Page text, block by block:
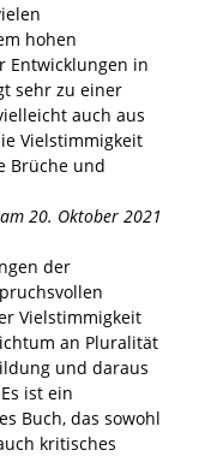
hohen
Entwicklungen in
sehr zu einer
auch aus
Vielstimmigkeit
Brüche und
20. Oktober 2021
der
Vielstimmigkeit
an Pluralität
und daraus
ist ein
Buch, das sowohl
kritisches